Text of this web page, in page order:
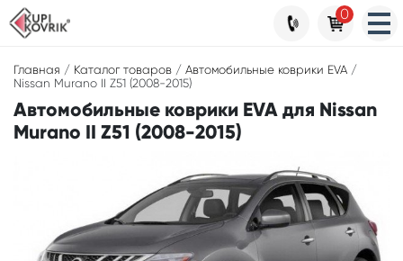
Главная / Каталог товаров / Автомобильные коврики EVA /
Nissan Murano II Z51 (2008-2015)
Автомобильные коврики EVA для Nissan
Murano II Z51 (2008-2015)
0